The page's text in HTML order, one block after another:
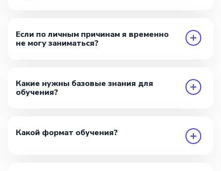
Если по личным причинам я временно
не могу заниматься?
Какие нужны базовые знания для
обучения?
Какой формат обучения?